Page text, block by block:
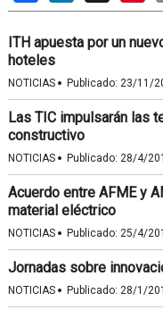
ITH apuesta por un
hoteles
NOTICIAS · Publicado: 23/11/
Las TIC impulsarán las
constructivo
NOTICIAS · Publicado: 28/4/
Acuerdo entre AFME y
material eléctrico
NOTICIAS · Publicado: 25/4/
Jornadas sobre
NOTICIAS · Publicado: 28/1/